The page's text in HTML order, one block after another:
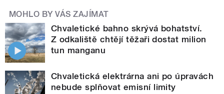
MOHLO BY VÁS ZAJÍMAT
Chvaletické bahno skrývá bohatství.
Z odkaliště chtějí těžaři dostat milion
tun manganu
Chvaletická elektrárna ani po úpravách
nebude splňovat emisní limity